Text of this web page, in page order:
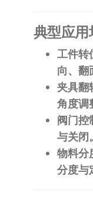
典型应用
工件转
向、翻
夹具翻
角度调
阀门控
与关闭。
物料分
分度与